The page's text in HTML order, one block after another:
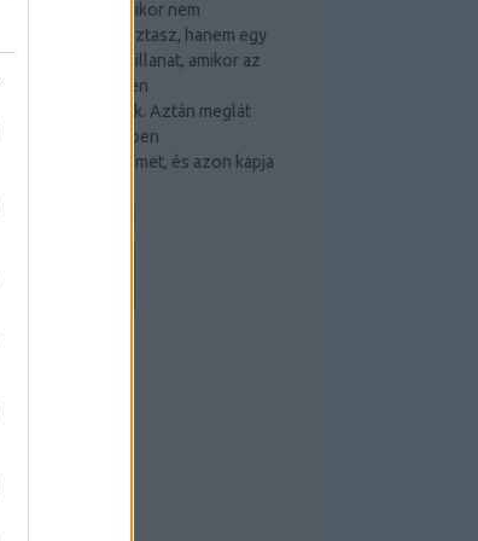
– amikor nem
egy hüllőt választasz, hanem egy
társat Van az a pillanat, amikor az
„megnézi”, milyen
kaphatók. Aztán meglát
piros vagy éppen
pompázó hímet, és azon kapja
már fejben…